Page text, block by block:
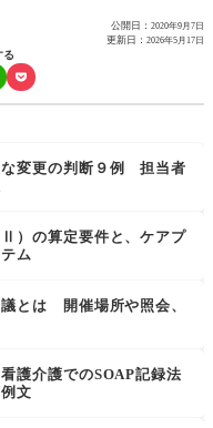
公開日： 2020年9月7日
更新日： 2026年5月17日
る
変更の判断９例 担当者
）の算定要件と、ケアプ
ム
とは 開催場所や照会、
護介護でのSOAP記録法
文